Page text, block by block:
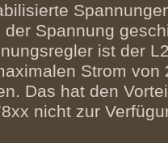
Spannung
ist der
Strom von
Das hat den
nicht zur